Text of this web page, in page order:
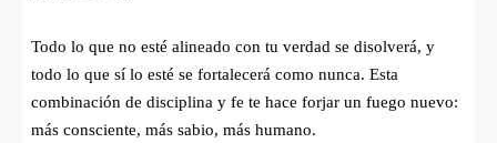
Todo lo que no esté alineado con tu verdad se disolverá, y
todo lo que sí lo esté se fortalecerá como nunca. Esta
combinación de disciplina y fe te hace forjar un fuego nuevo:
más consciente, más sabio, más humano.